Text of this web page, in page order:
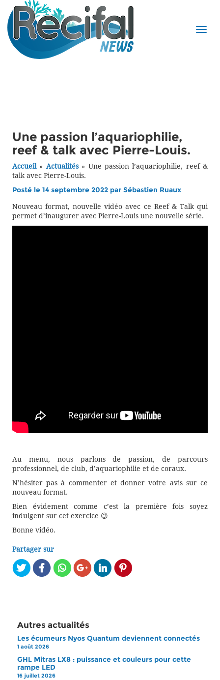
Une passion l’aquariophilie,
reef & talk avec Pierre-Louis.
Accueil» Actualités» Une passion l’aquariophilie, reef &
talk avec Pierre-Louis.
Posté le 14 septembre 2022 par Sébastien Ruaux
Nouveau format, nouvelle vidéo avec ce Reef & Talk qui
permet d’inaugurer avec Pierre-Louis une nouvelle série.
Au menu, nous parlons de passion, de parcours
professionnel, de club, d’aquariophilie et de coraux.
N’hésiter pas à commenter et donner votre avis sur ce
nouveau format.
Bien évidement comme c’est la première fois soyez
indulgent sur cet exercice 😉
Bonne vidéo.
Partager sur
Autres actualités
Les écumeurs Nyos Quantum deviennent connectés
1 août 2026
GHL Mitras LX8 : puissance et couleurs pour cette
rampe LED
16 juillet 2026